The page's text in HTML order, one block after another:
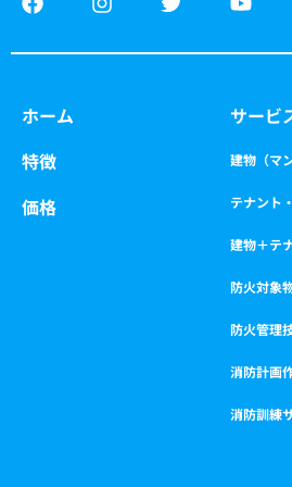
a
e
o
n
t
w
t
o
t
e
ホーム
特徴
価格
サービ
建物（マ
テナント
建物＋テ
防火対象
防火管理
消防計画
消防訓練